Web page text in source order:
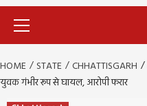
HOME STATE CHHATTISGARH
युवक गंभीर रूप से घायल, आरोपी फरार